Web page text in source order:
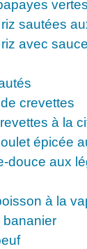
vertes
sautées
avec
crevettes
à la
épicée
douce aux
à la
bananier